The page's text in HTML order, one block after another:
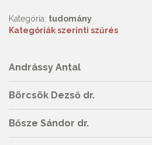
Kategória: tudomány
Kategóriák szerinti szűrés
Andrássy Antal
Börcsök Dezső dr.
Bősze Sándor dr.